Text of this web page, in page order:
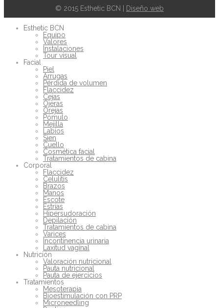
© 2015 Esthetic BCN | Diseño web
Esthetic BCN
Equipo
Valores
Instalaciones
Tour visual
Facial
Piel
Arrugas
Pérdida de volumen
Flaccidez
Cejas
Ojeras
Orejas
Pómulo
Mejilla
Labios
Sien
Cuello
Cosmética facial
Tratamientos de cabina
Corporal
Flaccidez
Celulitis
Brazos
Manos
Escote
Estrías
Hipersudoración
Depilación
Tratamientos de cabina
Varices
Incontinencia urinaria
Laxitud vaginal
Nutrición
Valoración nutricional
Pauta nutricional
Pauta de ejercicios
Tratamientos
Mesoterapia
Bioestimulación con PRP
Microneedling